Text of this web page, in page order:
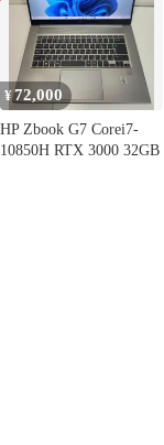
¥72,000
HP Zbook G7 Corei7-
10850H RTX 3000 32GB